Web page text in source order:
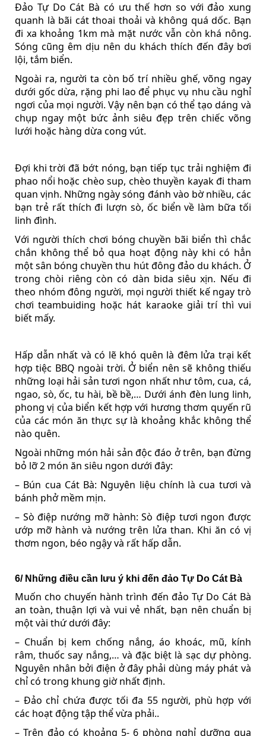
Đảo Tự Do Cát Bà có ưu thế hơn so với đảo xung
quanh là bãi cát thoai thoải và không quá dốc. Bạn
đi xa khoảng 1km mà mặt nước vẫn còn khá nông.
Sóng cũng êm dịu nên du khách thích đến đây bơi
lội, tắm biển.
Ngoài ra, người ta còn bố trí nhiều ghế, võng ngay
dưới gốc dừa, rặng phi lao để phục vụ nhu cầu nghỉ
ngơi của mọi người. Vậy nên bạn có thể tạo dáng và
chụp ngay một bức ảnh siêu đẹp trên chiếc võng
lưới hoặc hàng dừa cong vút.
Đợi khi trời đã bớt nóng, bạn tiếp tục trải nghiệm đi
phao nổi hoặc chèo sup, chèo thuyền kayak đi tham
quan vịnh. Những ngày sóng đánh vào bờ nhiều, các
bạn trẻ rất thích đi lượn sò, ốc biển về làm bữa tối
linh đình.
Với người thích chơi bóng chuyền bãi biển thì chắc
chắn không thể bỏ qua hoạt động này khi có hẳn
một sân bóng chuyền thu hút đông đảo du khách. Ở
trong chòi riêng còn có dàn bida siêu xịn. Nếu đi
theo nhóm đông người, mọi người thiết kế ngay trò
chơi teambuiding hoặc hát karaoke giải trí thì vui
biết mấy.
Hấp dẫn nhất và có lẽ khó quên là đêm lửa trại kết
hợp tiệc BBQ ngoài trời. Ở biển nên sẽ không thiếu
những loại hải sản tươi ngon nhất như tôm, cua, cá,
ngao, sò, ốc, tu hài, bề bề,… Dưới ánh đèn lung linh,
phong vị của biển kết hợp với hương thơm quyến rũ
của các món ăn thực sự là khoảng khắc không thể
nào quên.
Ngoài những món hải sản độc đáo ở trên, bạn đừng
bỏ lỡ 2 món ăn siêu ngon dưới đây:
– Bún cua Cát Bà: Nguyên liệu chính là cua tươi và
bánh phở mềm mịn.
– Sò điệp nướng mỡ hành: Sò điệp tươi ngon được
ướp mỡ hành và nướng trên lửa than. Khi ăn có vị
thơm ngon, béo ngậy và rất hấp dẫn.
6/ Những điều cần lưu ý khi đến đảo Tự Do Cát Bà
Muốn cho chuyến hành trình đến đảo Tự Do Cát Bà
an toàn, thuận lợi và vui vẻ nhất, bạn nên chuẩn bị
một vài thứ dưới đây:
– Chuẩn bị kem chống nắng, áo khoác, mũ, kính
râm, thuốc say nắng,… và đặc biệt là sạc dự phòng.
Nguyên nhân bởi điện ở đây phải dùng máy phát và
chỉ có trong khung giờ nhất định.
– Đảo chỉ chứa được tối đa 55 người, phù hợp với
các hoạt động tập thể vừa phải..
– Trên đảo có khoảng 5- 6 phòng nghỉ dưỡng qua